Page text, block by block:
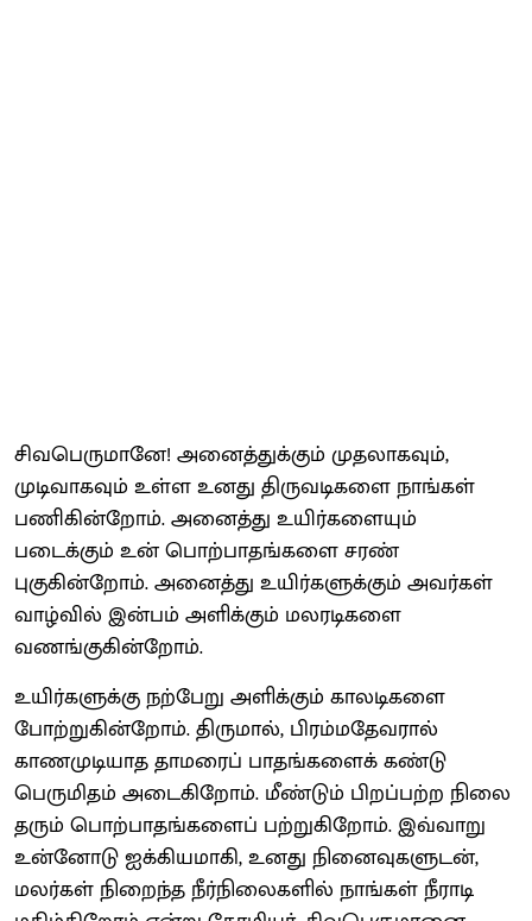
சிவபெருமானே! அனைத்துக்கும் முதலாகவும்,
முடிவாகவும் உள்ள உனது திருவடிகளை நாங்கள்
பணிகின்றோம். அனைத்து உயிர்களையும்
படைக்கும் உன் பொற்பாதங்களை சரண்
புகுகின்றோம். அனைத்து உயிர்களுக்கும் அவர்கள்
வாழ்வில் இன்பம் அளிக்கும் மலரடிகளை
வணங்குகின்றோம்.
உயிர்களுக்கு நற்பேறு அளிக்கும் காலடிகளை
போற்றுகின்றோம். திருமால், பிரம்மதேவரால்
காணமுடியாத தாமரைப் பாதங்களைக் கண்டு
பெருமிதம் அடைகிறோம். மீண்டும் பிறப்பற்ற நிலை
தரும் பொற்பாதங்களைப் பற்றுகிறோம். இவ்வாறு
உன்னோடு ஐக்கியமாகி, உனது நினைவுகளுடன்,
மலர்கள் நிறைந்த நீர்நிலைகளில் நாங்கள் நீராடி